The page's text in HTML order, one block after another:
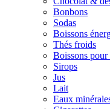
Bonbons
Sodas
Boissons
Thés froids
Boissons pour
Sirops
Jus
Lait
Eaux